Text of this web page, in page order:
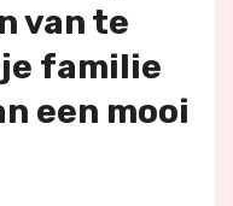
van te
familie
een mooi